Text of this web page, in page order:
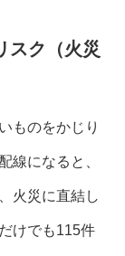
スク（火災
ものをかじり
線になると、
火災に直結し
けでも115件